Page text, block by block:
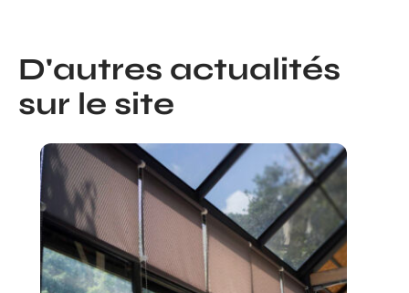
D'autres actualités
sur le site